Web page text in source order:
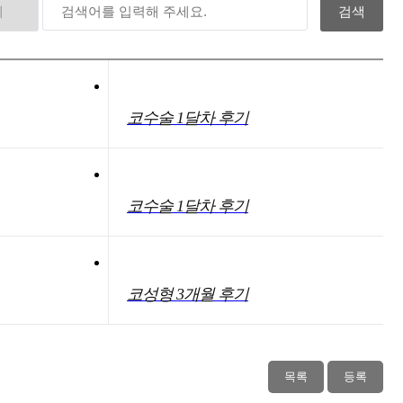
코수술 1달차 후기
코수술 1달차 후기
코성형 3개월 후기
목록 등록